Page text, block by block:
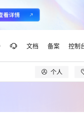
文档 备案 控制
个人
至高可申